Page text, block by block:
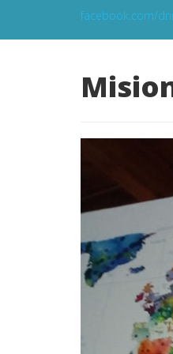
facebook.com/